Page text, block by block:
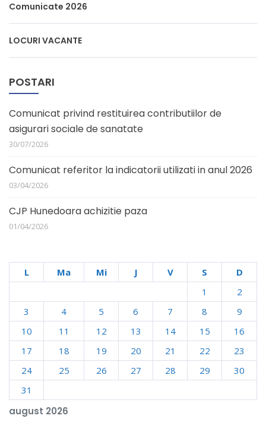
Comunicate 2026
LOCURI VACANTE
POSTARI
Comunicat privind restituirea contributiilor de
asigurari sociale de sanatate
30/07/2026
Comunicat referitor la indicatorii utilizati in anul 2026
03/04/2026
CJP Hunedoara achizitie paza
01/04/2026
august 2026
L Ma Mi J V S
D
1
2
3
4 5 6 7 8
9
10
11 12 13 14 15
16
17
18 19 20 21 22
23
24
25 26 27 28 29
30
31